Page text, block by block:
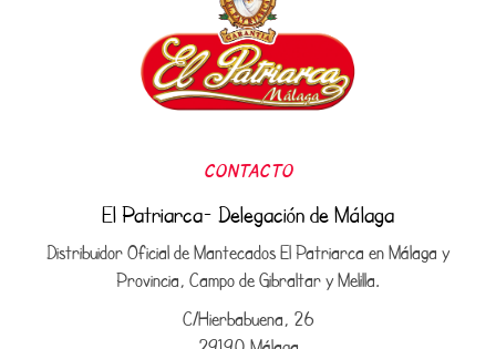
CONTACTO
El Patriarca- Delegación de Málaga
Distribuidor Oficial de Mantecados El Patriarca en Málaga y
Provincia, Campo de Gibraltar y Melilla.
C/Hierbabuena, 26